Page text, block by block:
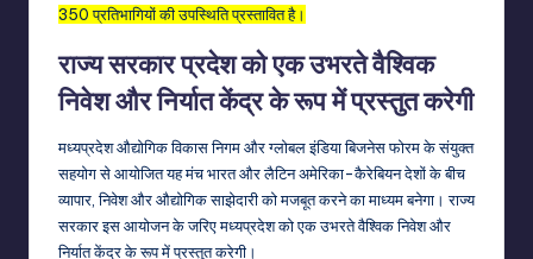
350 प्रतिभागियों की उपस्थिति प्रस्तावित है।
राज्य सरकार प्रदेश को एक उभरते वैश्विक
निवेश और निर्यात केंद्र के रूप में प्रस्तुत करेगी
मध्यप्रदेश औद्योगिक विकास निगम और ग्लोबल इंडिया बिजनेस फोरम के संयुक्त
सहयोग से आयोजित यह मंच भारत और लैटिन अमेरिका-कैरेबियन देशों के बीच
व्यापार, निवेश और औद्योगिक साझेदारी को मजबूत करने का माध्यम बनेगा। राज्य
सरकार इस आयोजन के जरिए मध्यप्रदेश को एक उभरते वैश्विक निवेश और
निर्यात केंद्र के रूप में प्रस्तुत करेगी।